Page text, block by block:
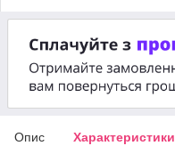
Опис Характеристики